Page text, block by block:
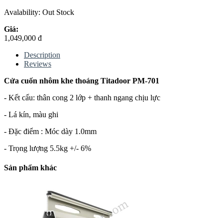
Avalability: Out Stock
Giá:
1,049,000 đ
Description
Reviews
Cửa cuốn nhôm khe thoáng Titadoor PM-701
- Kết cấu: thân cong 2 lớp + thanh ngang chịu lực
- Lá kín, màu ghi
- Đặc điểm : Móc dày 1.0mm
- Trọng lượng 5.5kg +/- 6%
Sản phẩm khác